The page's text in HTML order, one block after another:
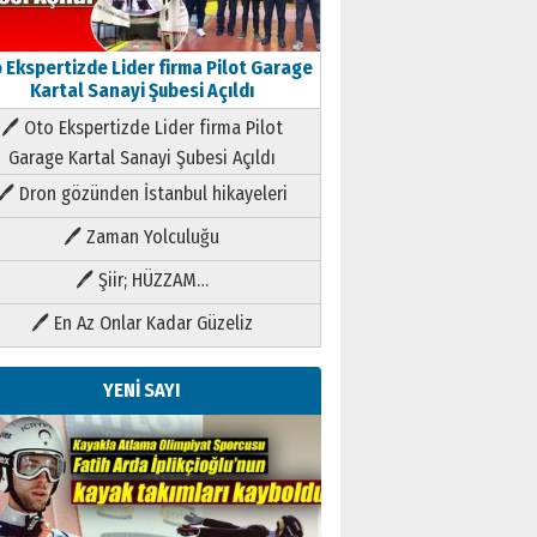
Ekspertizde Lider firma Pilot Garage
Kartal Sanayi Şubesi Açıldı
🖊 Oto Ekspertizde Lider firma Pilot
Garage Kartal Sanayi Şubesi Açıldı
Dron gözünden İstanbul hikayeleri
🖊 Zaman Yolculuğu
🖊 Şiir; HÜZZAM…
🖊 En Az Onlar Kadar Güzeliz
YENİ SAYI